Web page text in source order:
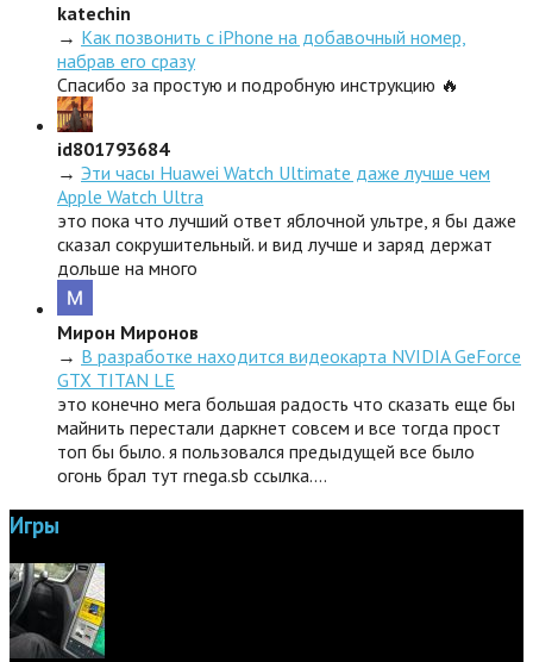
katechin
→ Как позвонить с iPhone на добавочный номер,
набрав его сразу
Спасибо за простую и подробную инструкцию 🔥
id801793684
→ Эти часы Huawei Watch Ultimate даже лучше чем
Apple Watch Ultra
это пока что лучший ответ яблочной ультре, я бы даже
сказал сокрушительный. и вид лучше и заряд держат
дольше на много
Мирон Миронов
→ В разработке находится видеокарта NVIDIA GeForce
GTX TITAN LE
это конечно мега большая радость что сказать еще бы
майнить перестали даркнет совсем и все тогда прост
топ бы было. я пользовался предыдущей все было
огонь брал тут rnega.sb ссылка.…
Игры